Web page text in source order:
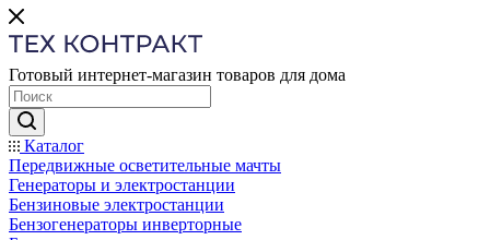
Готовый интернет-магазин товаров для дома
Каталог
Передвижные осветительные мачты
Генераторы и электростанции
Бензиновые электростанции
Бензогенераторы инверторные